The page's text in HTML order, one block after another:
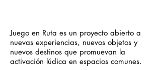
Juego en Ruta es un proyecto abierto a
nuevas experiencias, nuevos objetos y
nuevos destinos que promuevan la
activación lúdica en espacios comunes.